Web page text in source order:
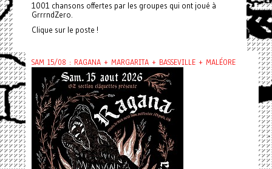
1001 chansons offertes par les groupes qui ont joué à
GrrrndZero.
Clique sur le poste !
SAM 15/08 : RAGANA + MARGARITA + BASSEVILLE + MALÉORE